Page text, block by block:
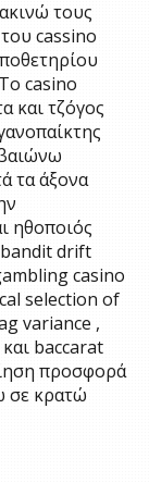
τους
cassino
casino
και τζόγος
τα άξονα
ηθοποιός
bandit drift
casino
selection of
variance ,
baccarat
προσφορά
σε κρατώ